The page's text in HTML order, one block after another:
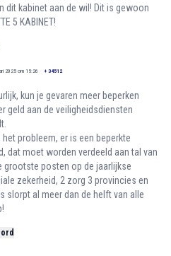
dit kabinet aan de wil! Dit is gewoon
5 KABINET!
2025 om 15:26 + 34512
kun je gevaren meer beperken
geld aan de veiligheidsdiensten
het probleem, er is een beperkte
dat moet worden verdeeld aan tal van
grootste posten op de jaarlijkse
zekerheid, 2 zorg 3 provincies en
slorpt al meer dan de helft van alle